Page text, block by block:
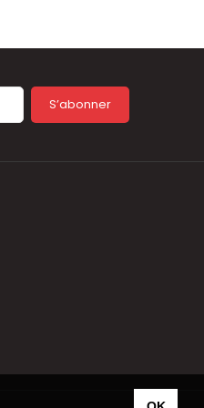
S’abonner